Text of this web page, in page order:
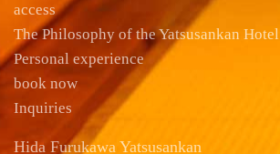
access
The Philosophy of the Yatsusankan Hotel
Personal experience
book now
Inquiries
Hida Furukawa Yatsusankan